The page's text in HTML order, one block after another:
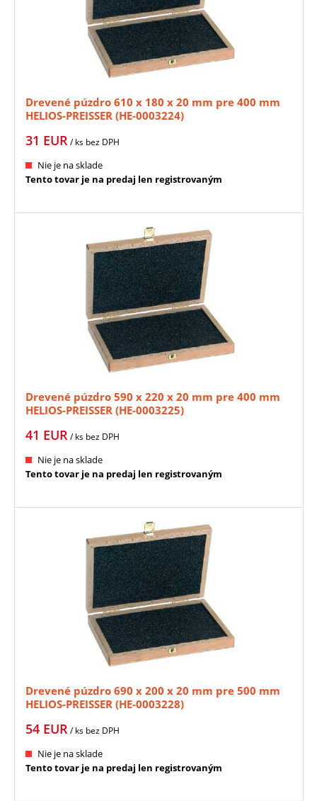
Drevené púzdro 610 x 180 x 20 mm pre 400 mm
HELIOS-PREISSER (HE-0003224)
31 EUR / ks bez DPH
Nie je na sklade
Tento tovar je na predaj len registrovaným
Drevené púzdro 590 x 220 x 20 mm pre 400 mm
HELIOS-PREISSER (HE-0003225)
41 EUR / ks bez DPH
Nie je na sklade
Tento tovar je na predaj len registrovaným
Drevené púzdro 690 x 200 x 20 mm pre 500 mm
HELIOS-PREISSER (HE-0003228)
54 EUR/ ks bez DPH
Nie je na sklade
Tento tovar je na predaj len registrovaným